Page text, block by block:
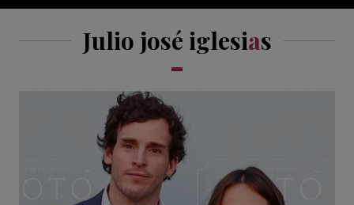
Julio josé iglesias